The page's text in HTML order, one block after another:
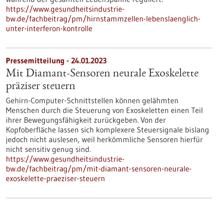
https://www.gesundheitsindustrie-
bw.de/fachbeitrag/pm/hirnstammzellen-lebenslaenglich-
unter-interferon-kontrolle
Pressemitteilung - 24.01.2023
Mit Diamant-Sensoren neurale Exoskelette
präziser steuern
Gehirn-Computer-Schnittstellen können gelähmten
Menschen durch die Steuerung von Exoskeletten einen Teil
ihrer Bewegungsfähigkeit zurückgeben. Von der
Kopfoberfläche lassen sich komplexere Steuersignale bislang
jedoch nicht auslesen, weil herkömmliche Sensoren hierfür
nicht sensitiv genug sind.
https://www.gesundheitsindustrie-
bw.de/fachbeitrag/pm/mit-diamant-sensoren-neurale-
exoskelette-praeziser-steuern